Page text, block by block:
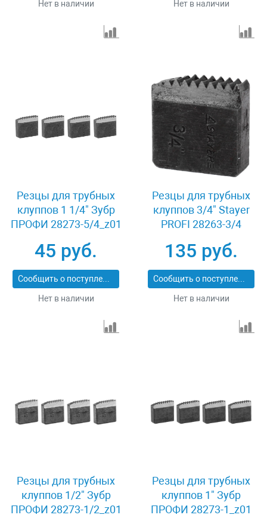
Нет в наличии Нет в наличии
Резцы для трубных
клуппов 1 1/4" Зубр
ПРОФИ 28273-5/4_z01
45 руб.
Сообщить о поступлении
Нет в наличии
Резцы для трубных
клуппов 3/4" Stayer
PROFI 28263-3/4
135 руб.
Сообщить о поступлении
Нет в наличии
Резцы для трубных
клуппов 1/2" Зубр
ПРОФИ 28273-1/2_z01
Резцы для трубных
клуппов 1" Зубр
ПРОФИ 28273-1_z01